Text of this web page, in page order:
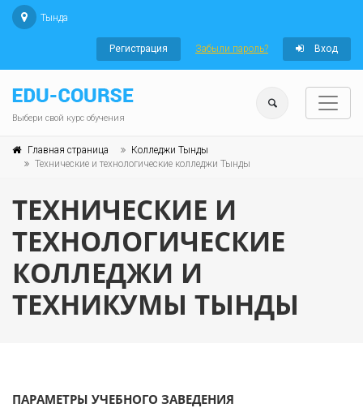
Тында
Регистрация Забыли пароль? Вход
Выбери свой курс обучения
Главная страница
Колледжи Тынды
Технические и технологические колледжи Тынды
ТЕХНИЧЕСКИЕ И
ТЕХНОЛОГИЧЕСКИЕ
КОЛЛЕДЖИ И
ТЕХНИКУМЫ ТЫНДЫ
ПАРАМЕТРЫ УЧЕБНОГО ЗАВЕДЕНИЯ